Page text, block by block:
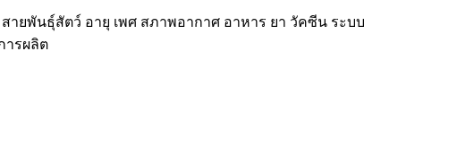
ายพันธุ์สัตว์ อายุ เพศ สภาพอากาศ อาหาร ยา วัคซีน ระบบ
ารผลิต